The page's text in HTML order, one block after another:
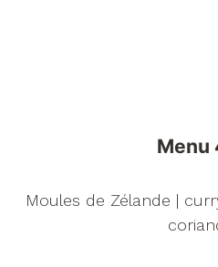
Contact
Menu
Moules de Zélande |